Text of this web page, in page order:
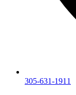
305-631-1911